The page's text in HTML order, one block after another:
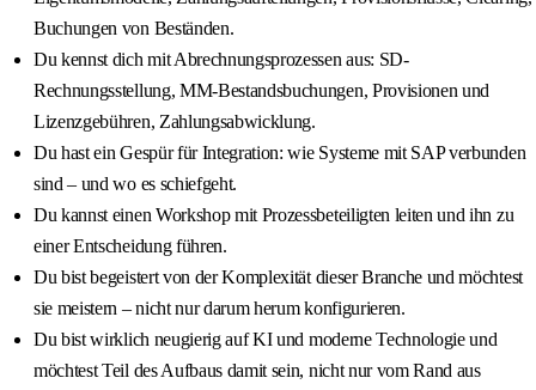
Buchungen von Beständen.
Du kennst dich mit Abrechnungsprozessen aus: SD-
Rechnungsstellung, MM-Bestandsbuchungen, Provisionen und
Lizenzgebühren, Zahlungsabwicklung.
Du hast ein Gespür für Integration: wie Systeme mit SAP verbunden
sind – und wo es schiefgeht.
Du kannst einen Workshop mit Prozessbeteiligten leiten und ihn zu
einer Entscheidung führen.
Du bist begeistert von der Komplexität dieser Branche und möchtest
sie meistern – nicht nur darum herum konfigurieren.
Du bist wirklich neugierig auf KI und moderne Technologie und
möchtest Teil des Aufbaus damit sein, nicht nur vom Rand aus